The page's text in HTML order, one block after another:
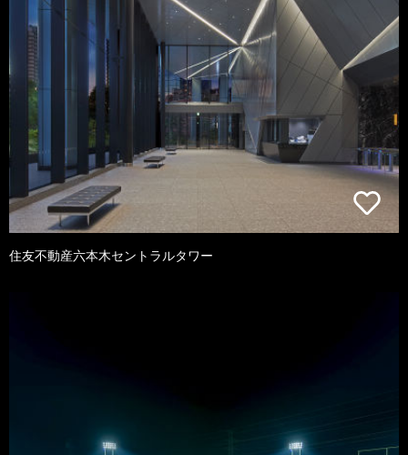
住友不動産六本木セントラルタワー